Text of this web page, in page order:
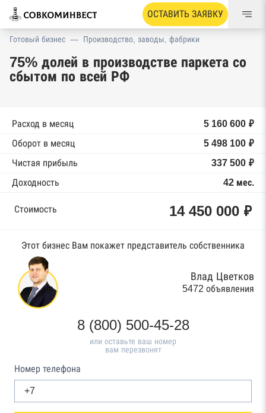
ОСТАВИТЬ ЗАЯВКУ
Готовый бизнес — Производство, заводы, фабрики
75% долей в производстве паркета со
сбытом по всей РФ
Расход в месяц
5 160 600 ₽
Оборот в месяц
5 498 100 ₽
Чистая прибыль
337 500 ₽
Доходность
42 мес.
Стоимость 14 450 000 ₽
Этот бизнес Вам покажет представитель собственника
Влад Цветков
5472 объявления
8 (800) 500-45-28
или оставьте ваш номер
вам перезвонят
Номер телефона